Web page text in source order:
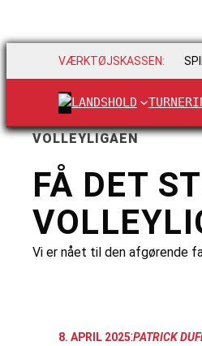
VÆRKTØJSKASSEN:
LANDSHOLD
VOLLEYLIGAEN
FÅ DET
Vi er nået til den afgørende
8. APRIL 2025:PATRICK